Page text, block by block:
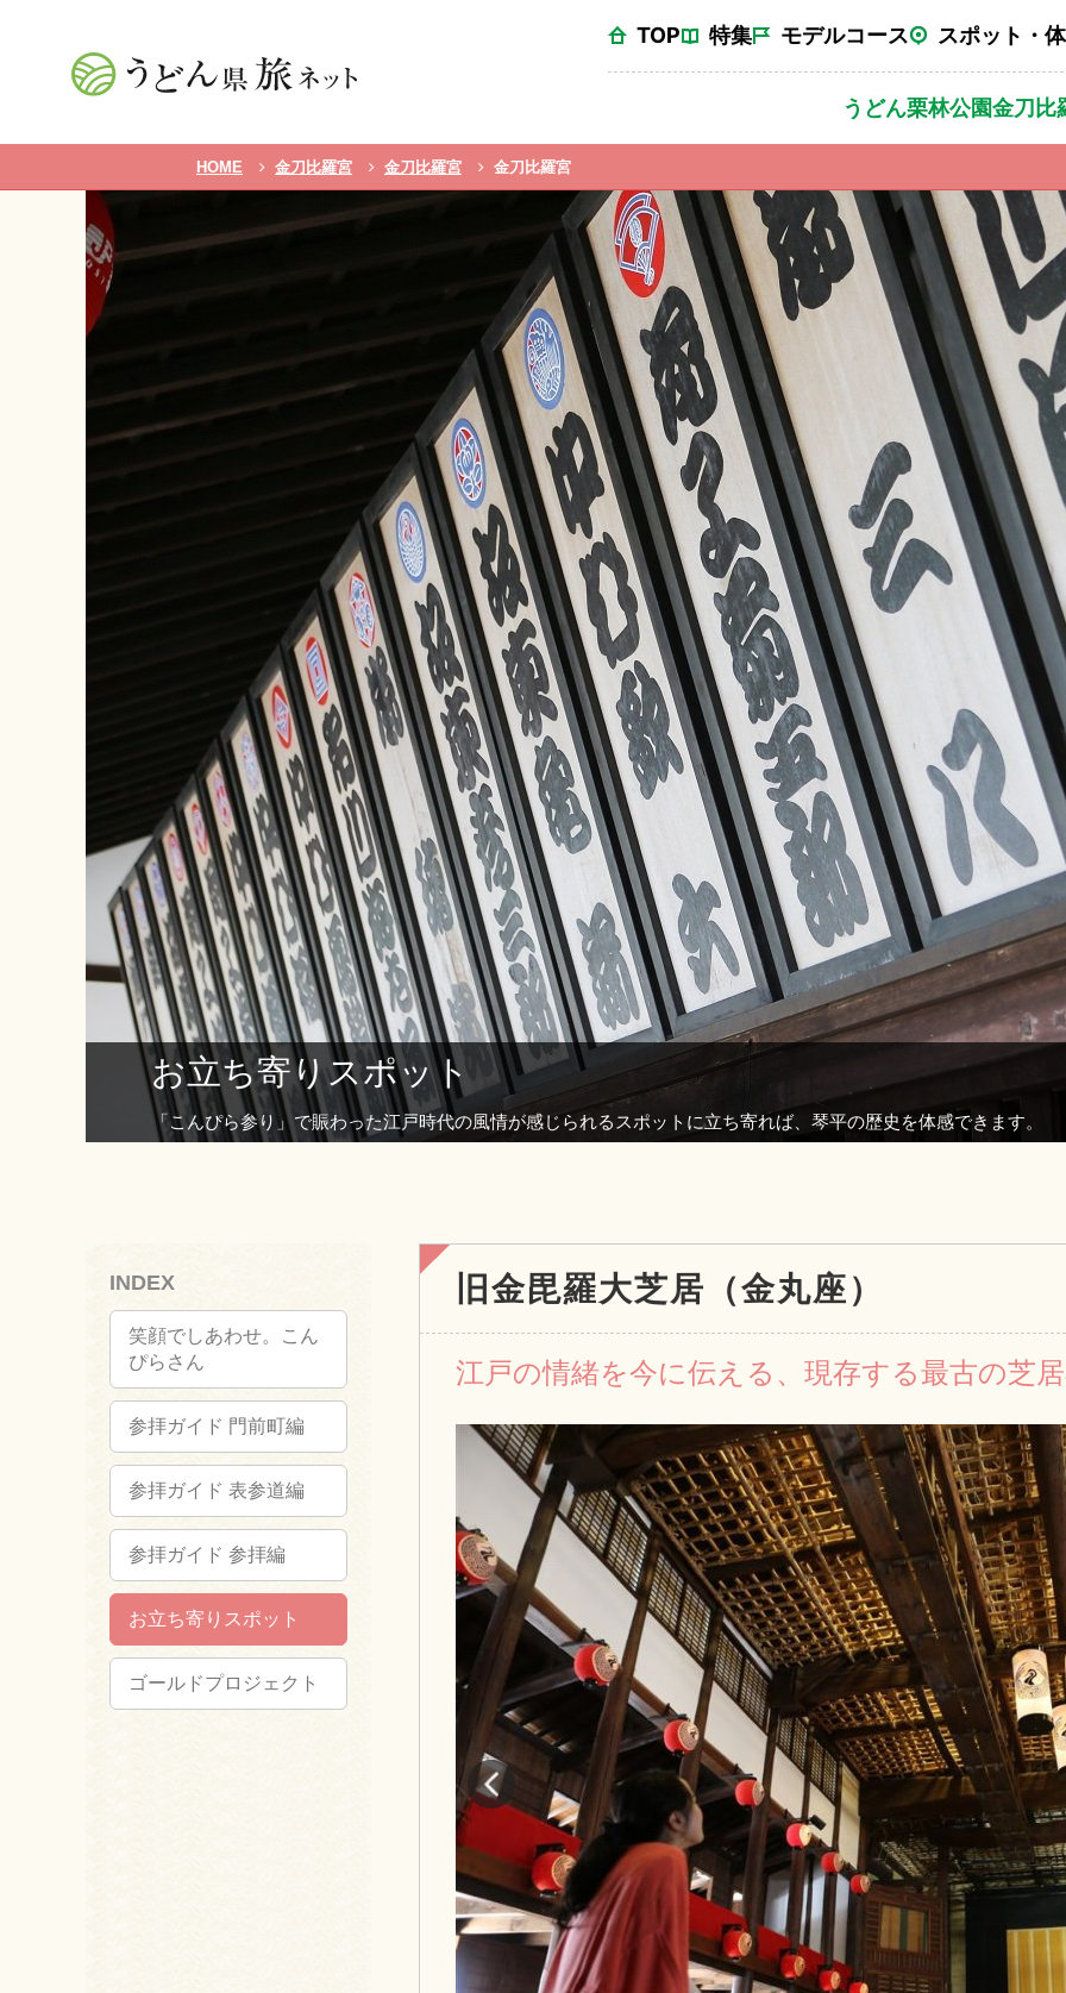
TOP 特集 モデルコース スポット・
うどん栗林公園金刀比
HOME 金刀比羅宮 金刀比羅宮 金刀比羅宮
お立ち寄りスポット
「こんぴら参り」で賑わった江戸時代の風情が感じられるスポットに立ち寄れば、琴平の歴史を体感できます。
旧金毘羅大芝居（金丸座）
江戸の情緒を今に伝える、現存する最古の芝
INDEX
笑顔でしあわせ。こん
ぴらさん
参拝ガイド 門前町編
参拝ガイド 表参道編
参拝ガイド 参拝編
お立ち寄りスポット
ゴールドプロジェクト